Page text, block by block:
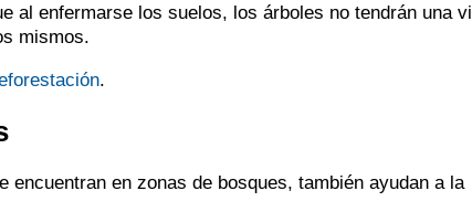
al enfermarse los suelos, los árboles no tendrán una
mismos.
.
encuentran en zonas de bosques, también ayudan a la